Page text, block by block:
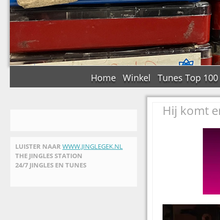
Home Winkel Tunes Top 100
LUISTER NAAR WWW.JINGLEGEK.NL
THE JINGLES STATION
24/7 JINGLES EN TUNES
Hij komt